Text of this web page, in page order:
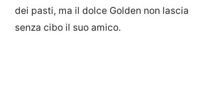
dei pasti, ma il dolce Golden non lascia
senza cibo il suo amico.